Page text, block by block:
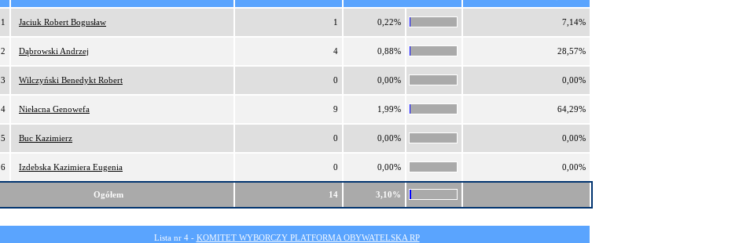
1 Jaciuk Robert Bogusław 1 0,22% 7,14%
2 Dąbrowski Andrzej 4 0,88% 28,57%
3 Wilczyński Benedykt Robert 0 0,00% 0,00%
4 Niełacna Genowefa 9 1,99% 64,29%
5 Buc Kazimierz 0 0,00% 0,00%
6 Izdebska Kazimiera Eugenia 0 0,00% 0,00%
Ogółem 14 3,10%
Lista nr 4 - KOMITET WYBORCZY PLATFORMA OBYWATELSKA RP